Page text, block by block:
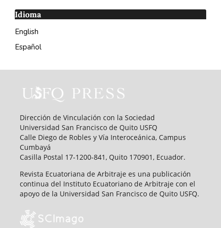
Idioma
English
Español
Dirección de Vinculación con la Sociedad
Universidad San Francisco de Quito USFQ
Calle Diego de Robles y Vía Interoceánica, Campus
Cumbayá
Casilla Postal 17-1200-841, Quito 170901, Ecuador.
Revista Ecuatoriana de Arbitraje es una publicación
continua del Instituto Ecuatoriano de Arbitraje con el
apoyo de la Universidad San Francisco de Quito USFQ.